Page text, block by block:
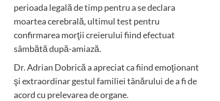
perioada legală de timp pentru a se declara
moartea cerebrală, ultimul test pentru
confirmarea morţii creierului fiind efectuat
sâmbătă după-amiază.
Dr. Adrian Dobrică a apreciat ca fiind emoţionant
şi extraordinar gestul familiei tânărului de a fi de
acord cu prelevarea de organe.